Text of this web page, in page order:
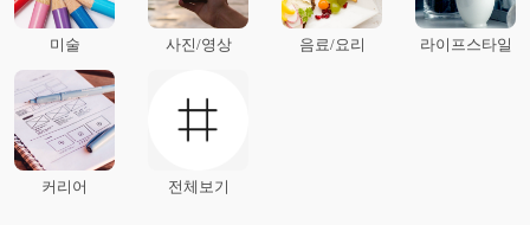
미술 사진/영상 음료/요리 라이프스타일
커리어 전체보기